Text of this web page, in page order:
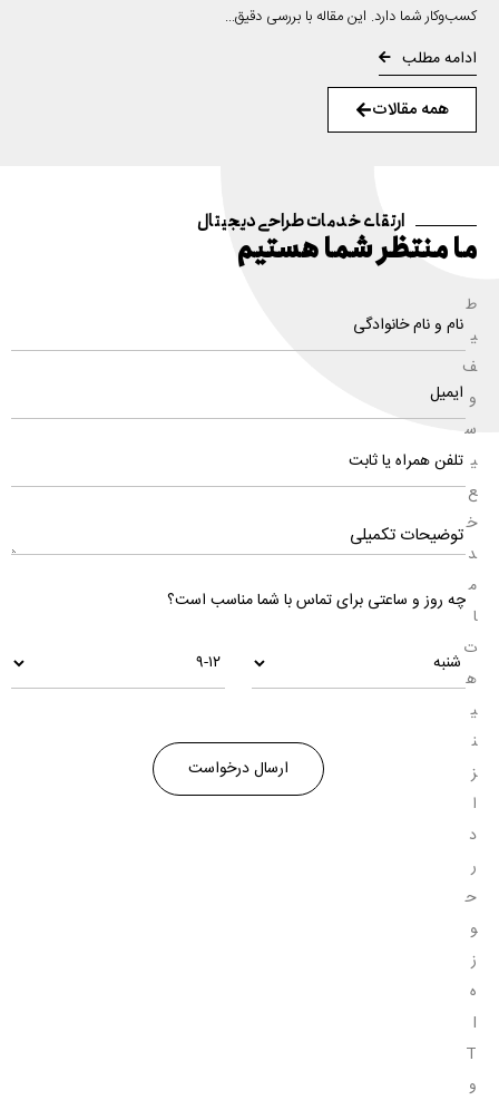
کسب‌وکار شما دارد. این مقاله با بررسی دقیق...
ادامه مطلب
همه مقالات
ارتقای خدمات طراحی دیجیتال
ما منتظر شما هستیم
ط
ی
ف
و
س
ی
ع
خ
د
م
ا
ت
ه
ی
ن
ز
ا
د
ر
ح
و
ز
ه
I
T
و
چه روز و ساعتی برای تماس با شما مناسب است؟